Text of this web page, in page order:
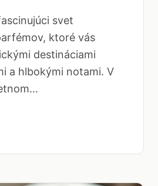
svet
ktoré vás
destináciami
a hlbokými notami. V